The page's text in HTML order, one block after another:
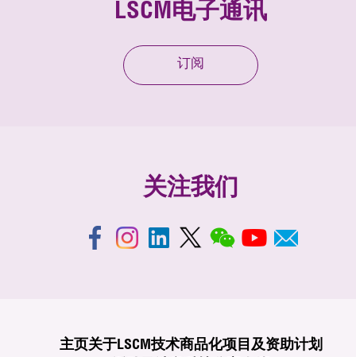
LSCM电子通讯
订阅
关注我们
主页关于LSCM技术商品化项目及资助计划